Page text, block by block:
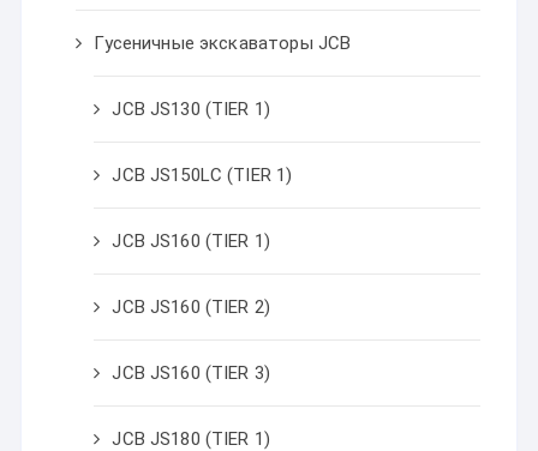
Гусеничные экскаваторы JCB
JCB JS130 (TIER 1)
JCB JS150LC (TIER 1)
JCB JS160 (TIER 1)
JCB JS160 (TIER 2)
JCB JS160 (TIER 3)
JCB JS180 (TIER 1)